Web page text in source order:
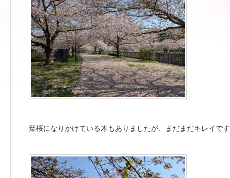
葉桜になりかけている木もありましたが、まだまだキレイで